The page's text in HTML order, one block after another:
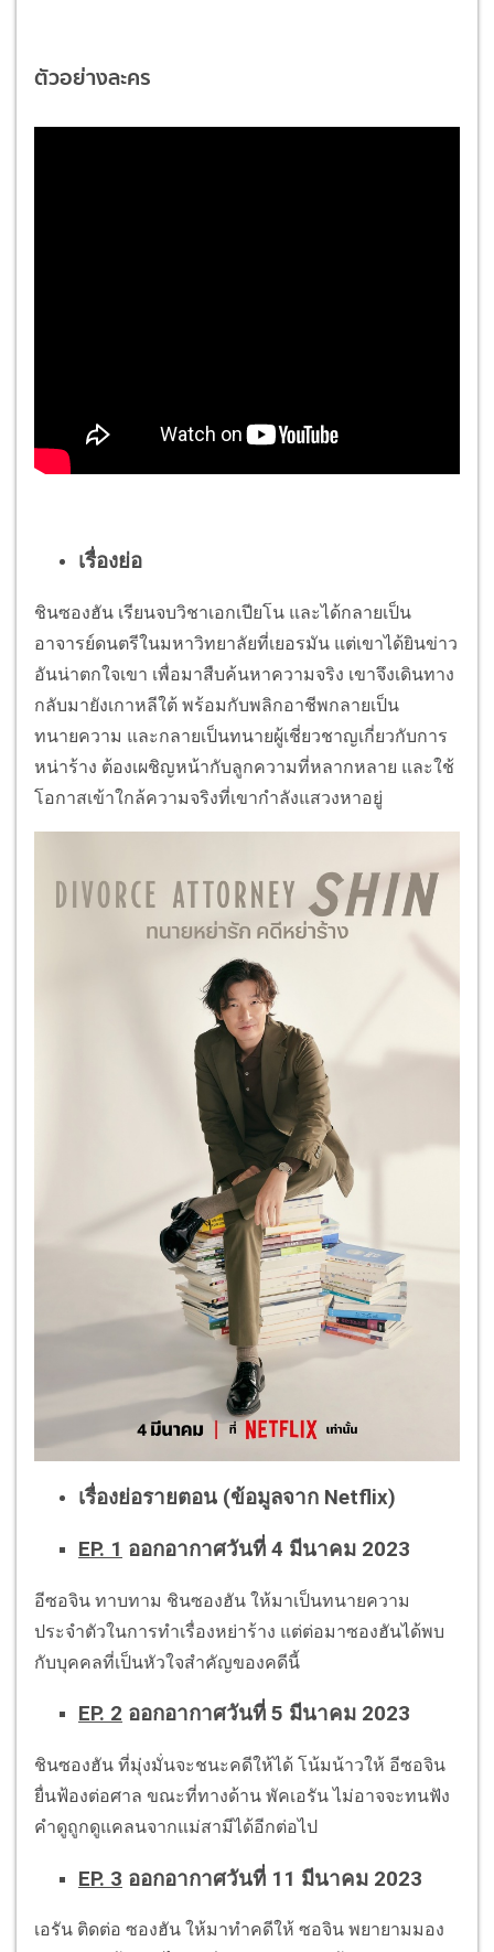
ตัวอย่างละคร
เรื่องย่อ
ชินซองฮัน เรียนจบวิชาเอกเปียโน และได้กลายเป็น
อาจารย์ดนตรีในมหาวิทยาลัยที่เยอรมัน แต่เขาได้ยินข่าว
อันน่าตกใจเขา เพื่อมาสืบค้นหาความจริง เขาจึงเดินทาง
กลับมายังเกาหลีใต้ พร้อมกับพลิกอาชีพกลายเป็น
ทนายความ และกลายเป็นทนายผู้เชี่ยวชาญเกี่ยวกับการ
หน่าร้าง ต้องเผชิญหน้ากับลูกความที่หลากหลาย และใช้
โอกาสเข้าใกล้ความจริงที่เขากำลังแสวงหาอยู่
เรื่องย่อรายตอน (ข้อมูลจาก Netflix)
EP. 1 ออกอากาศวันที่ 4 มีนาคม 2023
อีซอจิน ทาบทาม ชินซองฮัน ให้มาเป็นทนายความ
ประจำตัวในการทำเรื่องหย่าร้าง แต่ต่อมาซองฮันได้พบ
กับบุคคลที่เป็นหัวใจสำคัญของคดีนี้
EP. 2 ออกอากาศวันที่ 5 มีนาคม 2023
ชินซองฮัน ที่มุ่งมั่นจะชนะคดีให้ได้ โน้มน้าวให้ อีซอจิน
ยื่นฟ้องต่อศาล ขณะที่ทางด้าน พัคเอรัน ไม่อาจจะทนฟัง
คำดูถูกดูแคลนจากแม่สามีได้อีกต่อไป
EP. 3 ออกอากาศวันที่ 11 มีนาคม 2023
เอรัน ติดต่อ ซองฮัน ให้มาทำคดีให้ ซอจิน พยายามมอง